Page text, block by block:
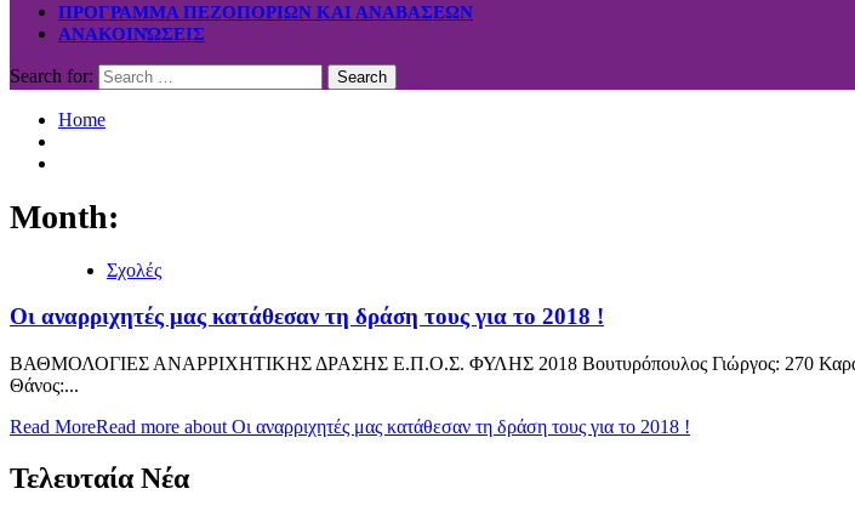
ΠΡΟΓΡΑΜΜΑ ΠΕΖΟΠΟΡΙΩΝ ΚΑΙ ΑΝΑΒΑΣΕΩΝ
ΑΝΑΚΟΙΝΏΣΕΙΣ
Search for:
Home
Month:
Σχολές
Οι αναρριχητές μας κατάθεσαν τη δράση τους για το 2018 !
ΒΑΘΜΟΛΟΓΙΕΣ ΑΝΑΡΡΙΧΗΤΙΚΗΣ ΔΡΑΣΗΣ Ε.Π.Ο.Σ. ΦΥΛΗΣ 2018 Βουτυρόπουλος Γιώργος: 270
Θάνος:...
Read MoreRead more about Οι αναρριχητές μας κατάθεσαν τη δράση τους για το 2018 !
Τελευταία Νέα